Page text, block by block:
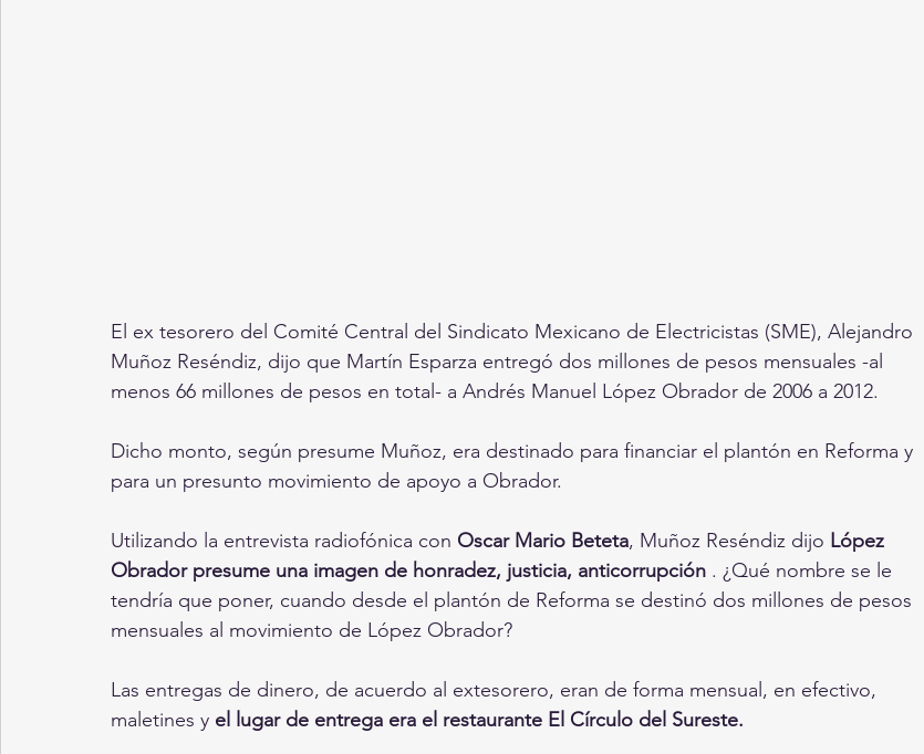
El ex tesorero del Comité Central del Sindicato Mexicano de Electricistas (SME), Alejandro
Muñoz Reséndiz, dijo que Martín Esparza entregó dos millones de pesos mensuales -al
menos 66 millones de pesos en total- a Andrés Manuel López Obrador de 2006 a 2012.
Dicho monto, según presume Muñoz, era destinado para financiar el plantón en Reforma y
para un presunto movimiento de apoyo a Obrador.
Utilizando la entrevista radiofónica con Oscar Mario Beteta, Muñoz Reséndiz dijo López
Obrador presume una imagen de honradez, justicia, anticorrupción . ¿Qué nombre se le
tendría que poner, cuando desde el plantón de Reforma se destinó dos millones de pesos
mensuales al movimiento de López Obrador?
Las entregas de dinero, de acuerdo al extesorero, eran de forma mensual, en efectivo,
maletines y el lugar de entrega era el restaurante El Círculo del Sureste.